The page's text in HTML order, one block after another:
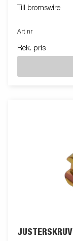
Till bromswire
Art nr
Rek. pris
JUSTERSKRUV